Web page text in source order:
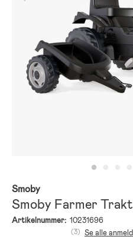
Smoby
Smoby Farmer
Artikelnummer: 10231696
(3) Se alle